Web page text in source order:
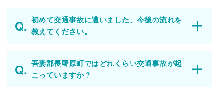
初めて交通事故に遭いました。今後の流れを
教えてください。
吾妻郡長野原町ではどれくらい交通事故が起
こっていますか？